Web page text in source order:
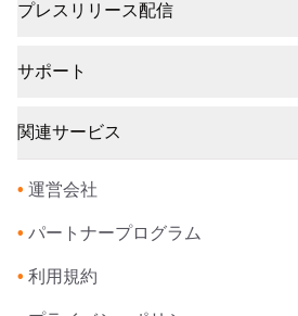
プレスリリース配信
サポート
関連サービス
• 運営会社
• パートナープログラム
• 利用規約